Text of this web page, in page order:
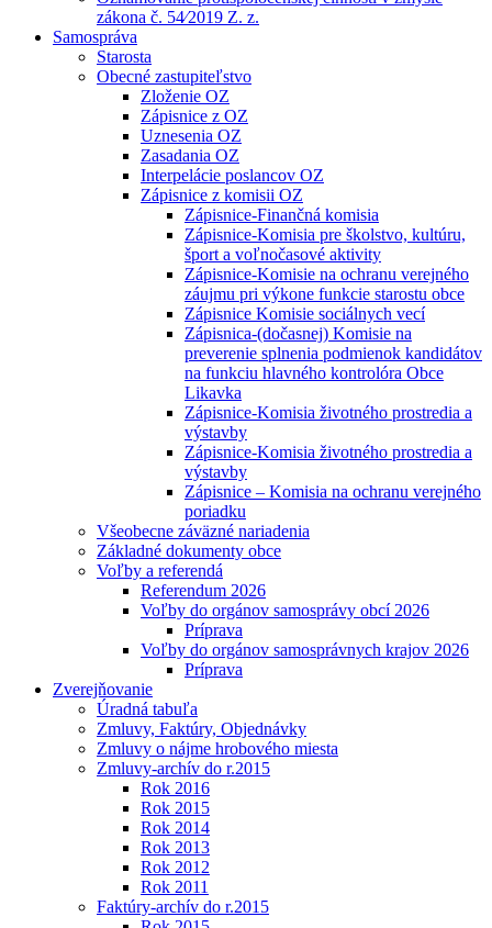
zákona č. 54⁄2019 Z. z.
Samospráva
Starosta
Obecné zastupiteľstvo
Zloženie OZ
Zápisnice z OZ
Uznesenia OZ
Zasadania OZ
Interpelácie poslancov OZ
Zápisnice z komisii OZ
Zápisnice-Finančná komisia
Zápisnice-Komisia pre školstvo, kultúru,
šport a voľnočasové aktivity
Zápisnice-Komisie na ochranu verejného
záujmu pri výkone funkcie starostu obce
Zápisnice Komisie sociálnych vecí
Zápisnica-(dočasnej) Komisie na
preverenie splnenia podmienok kandidátov
na funkciu hlavného kontrolóra Obce
Likavka
Zápisnice-Komisia životného prostredia a
výstavby
Zápisnice-Komisia životného prostredia a
výstavby
Zápisnice – Komisia na ochranu verejného
poriadku
Všeobecne záväzné nariadenia
Základné dokumenty obce
Voľby a referendá
Referendum 2026
Voľby do orgánov samosprávy obcí 2026
Príprava
Voľby do orgánov samosprávnych krajov 2026
Príprava
Zverejňovanie
Úradná tabuľa
Zmluvy, Faktúry, Objednávky
Zmluvy o nájme hrobového miesta
Zmluvy-archív do r.2015
Rok 2016
Rok 2015
Rok 2014
Rok 2013
Rok 2012
Rok 2011
Faktúry-archív do r.2015